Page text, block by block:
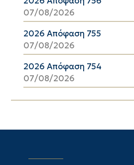
07/08/2026
2026 Απόφαση 755
07/08/2026
2026 Απόφαση 754
07/08/2026